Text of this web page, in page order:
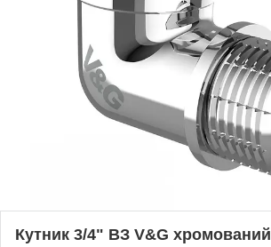
Кутник 3/4" ВЗ V&G хромований